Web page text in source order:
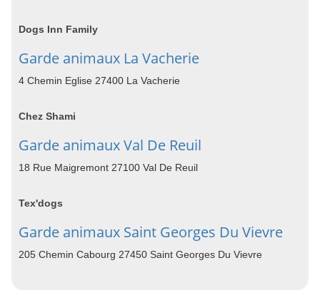
Dogs Inn Family
Garde animaux La Vacherie
4 Chemin Eglise 27400 La Vacherie
Chez Shami
Garde animaux Val De Reuil
18 Rue Maigremont 27100 Val De Reuil
Tex'dogs
Garde animaux Saint Georges Du Vievre
205 Chemin Cabourg 27450 Saint Georges Du Vievre